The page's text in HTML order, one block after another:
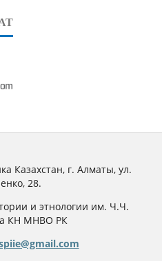
Казахстан, г. Алматы, ул.
28.
и этнологии им. Ч.Ч.
КН МНВО РК